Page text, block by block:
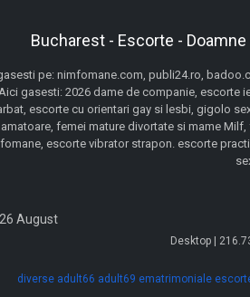
Bucharest - Escorte -
pe: nimfomane.com, publi24.ro,
gasesti: 2026 dame de companie, escorte
escorte cu orientari gay si lesbi, gigolo
femei mature divortate si mame
escorte vibrator strapon. escorte
August
Desktop |
diverse adult66 adult69 ematrimoniale